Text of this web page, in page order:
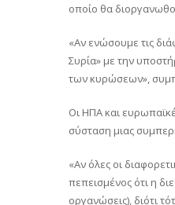
οποίο θα
«Αν ενώσουμε τις
Συρία» με την
των κυρώσεων»,
Οι ΗΠΑ και
σύσταση μιας
«Αν όλες οι
πεπεισμένος ότι η
οργανώσεις), διότι